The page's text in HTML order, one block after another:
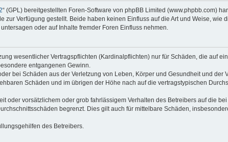
“ (GPL) bereitgestellten Foren-Software von phpBB Limited (www.phpbb.com)
Verfügung gestellt. Beide haben keinen Einfluss auf die Art und Weise, wie
oder auf Inhalte fremder Foren Einfluss nehmen.
wesentlicher Vertragspflichten (Kardinalpflichten) nur für Schäden, die auf
entgangenen Gewinn.
bei Schäden aus der Verletzung von Leben, Körper und Gesundheit und der
Schäden und im übrigen der Höhe nach auf die vertragstypischen
oder vorsätzlichem oder grob fahrlässigem Verhalten des Betreibers auf die
begrenzt. Dies gilt auch für mittelbare Schäden,
des Betreibers.